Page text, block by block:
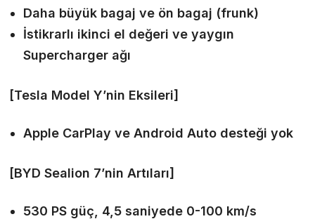
Daha büyük bagaj ve ön bagaj (frunk)
İstikrarlı ikinci el değeri ve yaygın
Supercharger ağı
[Tesla Model Y’nin Eksileri]
Apple CarPlay ve Android Auto desteği yok
[BYD Sealion 7’nin Artıları]
530 PS güç, 4,5 saniyede 0-100 km/s